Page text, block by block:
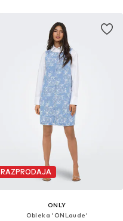
RAZPRODAJA
ONLY
Obleka 'ONLaude'